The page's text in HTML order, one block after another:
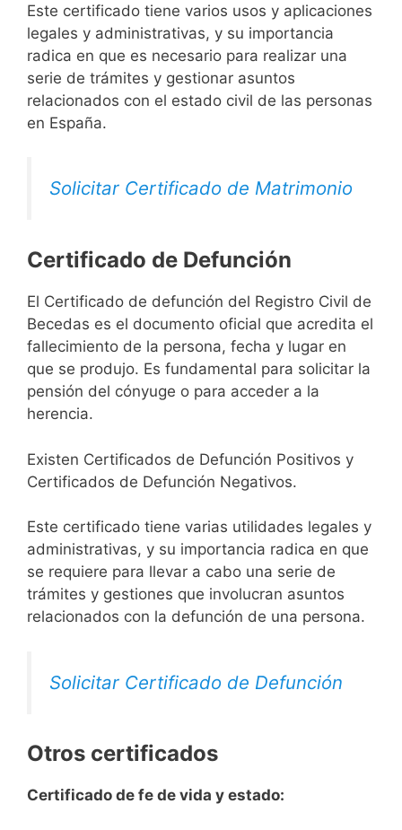
Este certificado tiene varios usos y aplicaciones
legales y administrativas, y su importancia
radica en que es necesario para realizar una
serie de trámites y gestionar asuntos
relacionados con el estado civil de las personas
en España.
Solicitar Certificado de Matrimonio
Certificado de Defunción
El Certificado de defunción del Registro Civil de
Becedas es el documento oficial que acredita el
fallecimiento de la persona, fecha y lugar en
que se produjo. Es fundamental para solicitar la
pensión del cónyuge o para acceder a la
herencia.
Existen Certificados de Defunción Positivos y
Certificados de Defunción Negativos.
Este certificado tiene varias utilidades legales y
administrativas, y su importancia radica en que
se requiere para llevar a cabo una serie de
trámites y gestiones que involucran asuntos
relacionados con la defunción de una persona.
Solicitar Certificado de Defunción
Otros certificados
Certificado de fe de vida y estado: